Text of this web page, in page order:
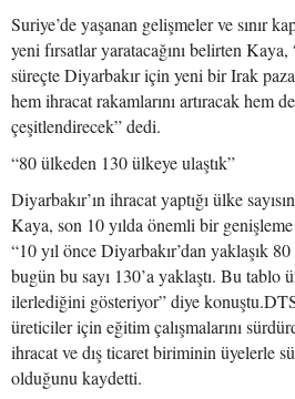
Suriye’de yaşanan gelişmeler ve sınır
yeni fırsatlar yaratacağını belirten
süreçte Diyarbakır için yeni bir Irak
hem ihracat rakamlarını artıracak hem
çeşitlendirecek” dedi.
“80 ülkeden 130 ülkeye ulaştık”
Diyarbakır’ın ihracat yaptığı ülke
Kaya, son 10 yılda önemli bir genişleme
“10 yıl önce Diyarbakır’dan yaklaşık
bugün bu sayı 130’a yaklaştı. Bu
ilerlediğini gösteriyor” diye
üreticiler için eğitim çalışmalarını
ihracat ve dış ticaret biriminin üyelerle
olduğunu kaydetti.